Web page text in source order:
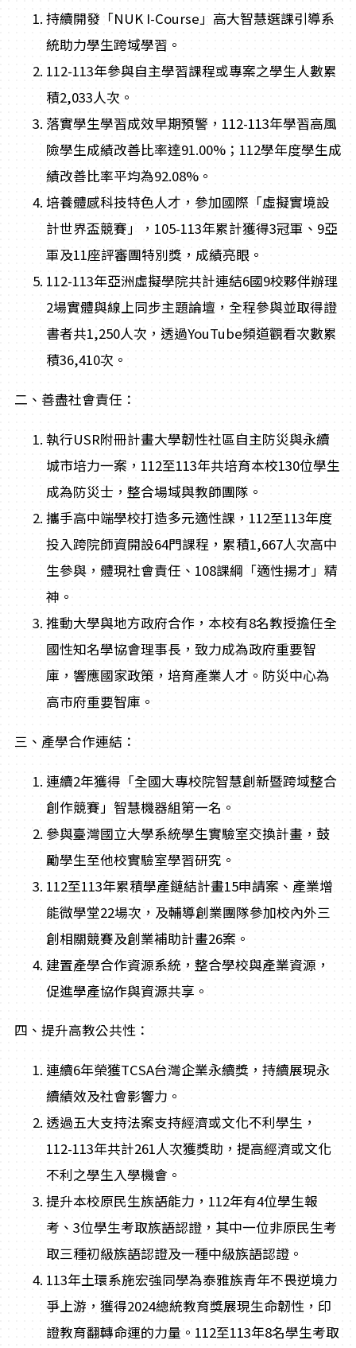
持續開發「NUK I-Course」高大智慧選課引導系
統助力學生跨域學習。
112-113年參與自主學習課程或專案之學生人數累
積2,033人次。
落實學生學習成效早期預警，112-113年學習高風
險學生成績改善比率達91.00%；112學年度學生成
績改善比率平均為92.08%。
培養體感科技特色人才，參加國際「虛擬實境設
計世界盃競賽」，105-113年累計獲得3冠軍、9亞
軍及11座評審團特別獎，成績亮眼。
112-113年亞洲虛擬學院共計連結6國9校夥伴辦理
2場實體與線上同步主題論壇，全程參與並取得證
書者共1,250人次，透過YouTube頻道觀看次數累
積36,410次。
二、善盡社會責任：
執行USR附冊計畫大學韌性社區自主防災與永續
城市培力一案，112至113年共培育本校130位學生
成為防災士，整合場域與教師團隊。
攜手高中端學校打造多元適性課，112至113年度
投入跨院師資開設64門課程，累積1,667人次高中
生參與，體現社會責任、108課綱「適性揚才」精
神。
推動大學與地方政府合作，本校有8名教授擔任全
國性知名學協會理事長，致力成為政府重要智
庫，響應國家政策，培育產業人才。防災中心為
高市府重要智庫。
三、產學合作連結：
連續2年獲得「全國大專校院智慧創新暨跨域整合
創作競賽」智慧機器組第一名。
參與臺灣國立大學系統學生實驗室交換計畫，鼓
勵學生至他校實驗室學習研究。
112至113年累積學產鏈結計畫15申請案、產業增
能微學堂22場次，及輔導創業團隊參加校內外三
創相關競賽及創業補助計畫26案。
建置產學合作資源系統，整合學校與產業資源，
促進學產協作與資源共享。
四、提升高教公共性：
連續6年榮獲TCSA台灣企業永續獎，持續展現永
續績效及社會影響力。
透過五大支持法案支持經濟或文化不利學生，
112-113年共計261人次獲獎助，提高經濟或文化
不利之學生入學機會。
提升本校原民生族語能力，112年有4位學生報
考、3位學生考取族語認證，其中一位非原民生考
取三種初級族語認證及一種中級族語認證。
113年土環系施宏強同學為泰雅族青年不畏逆境力
爭上游，獲得2024總統教育獎展現生命韌性，印
證教育翻轉命運的力量。112至113年8名學生考取